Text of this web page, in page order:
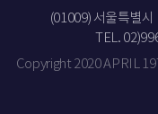
(01009) 서울특별
TEL.
Copyright 2020 APRIL